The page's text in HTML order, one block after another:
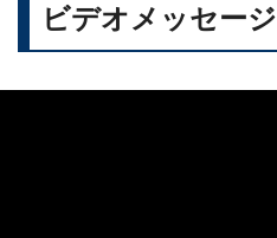
ビデオメッセージ